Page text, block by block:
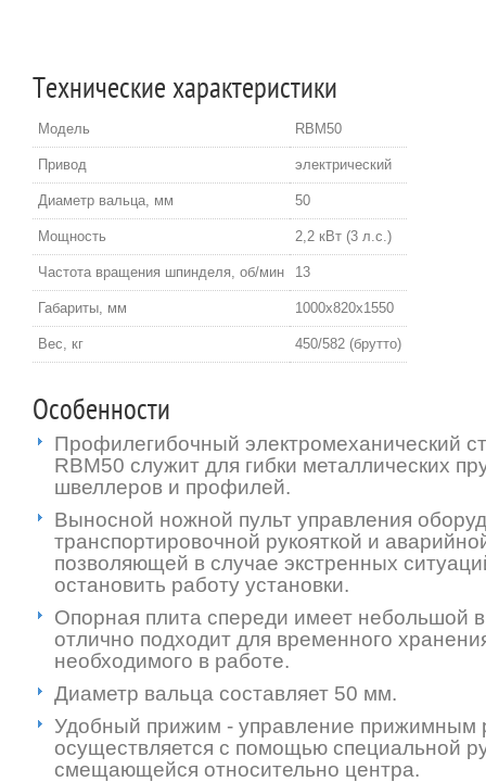
Технические характеристики
Модель RBM50
Привод электрический
Диаметр вальца, мм 50
Мощность 2,2 кВт (3 л.с.)
Частота вращения шпинделя, об/мин 13
Габариты, мм 1000х820х1550
Вес, кг 450/582 (брутто)
Особенности
Профилегибочный электромеханический
RBM50 служит для гибки металлических
швеллеров и профилей.
Выносной ножной пульт управления
транспортировочной рукояткой и
позволяющей в случае экстренных
остановить работу установки.
Опорная плита спереди имеет небольшой
отлично подходит для временного
необходимого в работе.
Диаметр вальца составляет 50 мм.
Удобный прижим - управление прижимным
осуществляется с помощью специальной
смещающейся относительно центра.